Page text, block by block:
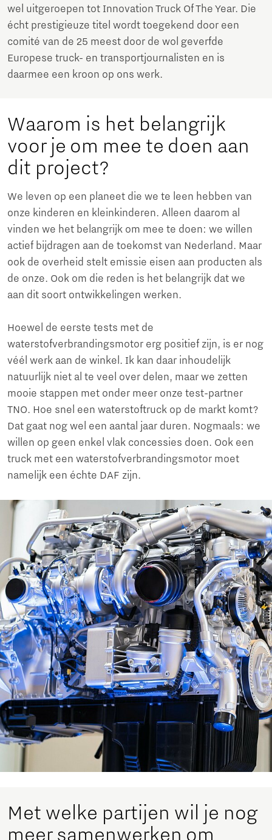
wel uitgeroepen tot Innovation Truck Of The Year. Die
écht prestigieuze titel wordt toegekend door een
comité van de 25 meest door de wol geverfde
Europese truck- en transportjournalisten en is
daarmee een kroon op ons werk.
Waarom is het belangrijk
voor je om mee te doen aan
dit project?
We leven op een planeet die we te leen hebben van
onze kinderen en kleinkinderen. Alleen daarom al
vinden we het belangrijk om mee te doen: we willen
actief bijdragen aan de toekomst van Nederland. Maar
ook de overheid stelt emissie eisen aan producten als
de onze. Ook om die reden is het belangrijk dat we
aan dit soort ontwikkelingen werken.
Hoewel de eerste tests met de
waterstofverbrandingsmotor erg positief zijn, is er nog
véél werk aan de winkel. Ik kan daar inhoudelijk
natuurlijk niet al te veel over delen, maar we zetten
mooie stappen met onder meer onze test-partner
TNO. Hoe snel een waterstoftruck op de markt komt?
Dat gaat nog wel een aantal jaar duren. Nogmaals: we
willen op geen enkel vlak concessies doen. Ook een
truck met een waterstofverbrandingsmotor moet
namelijk een échte DAF zijn.
Met welke partijen wil je nog
meer samenwerken om